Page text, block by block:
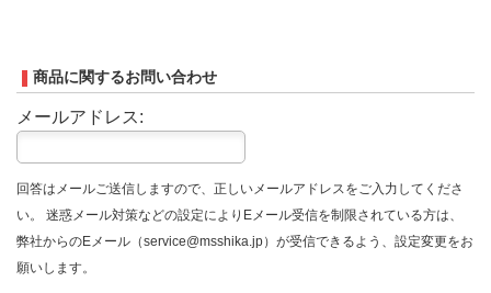
商品に関するお問い合わせ
メールアドレス:
回答はメールご送信しますので、正しいメールアドレスをご入力してくださ
い。 迷惑メール対策などの設定によりEメール受信を制限されている方は、
弊社からのEメール（service@msshika.jp）が受信できるよう、設定変更をお
願いします。